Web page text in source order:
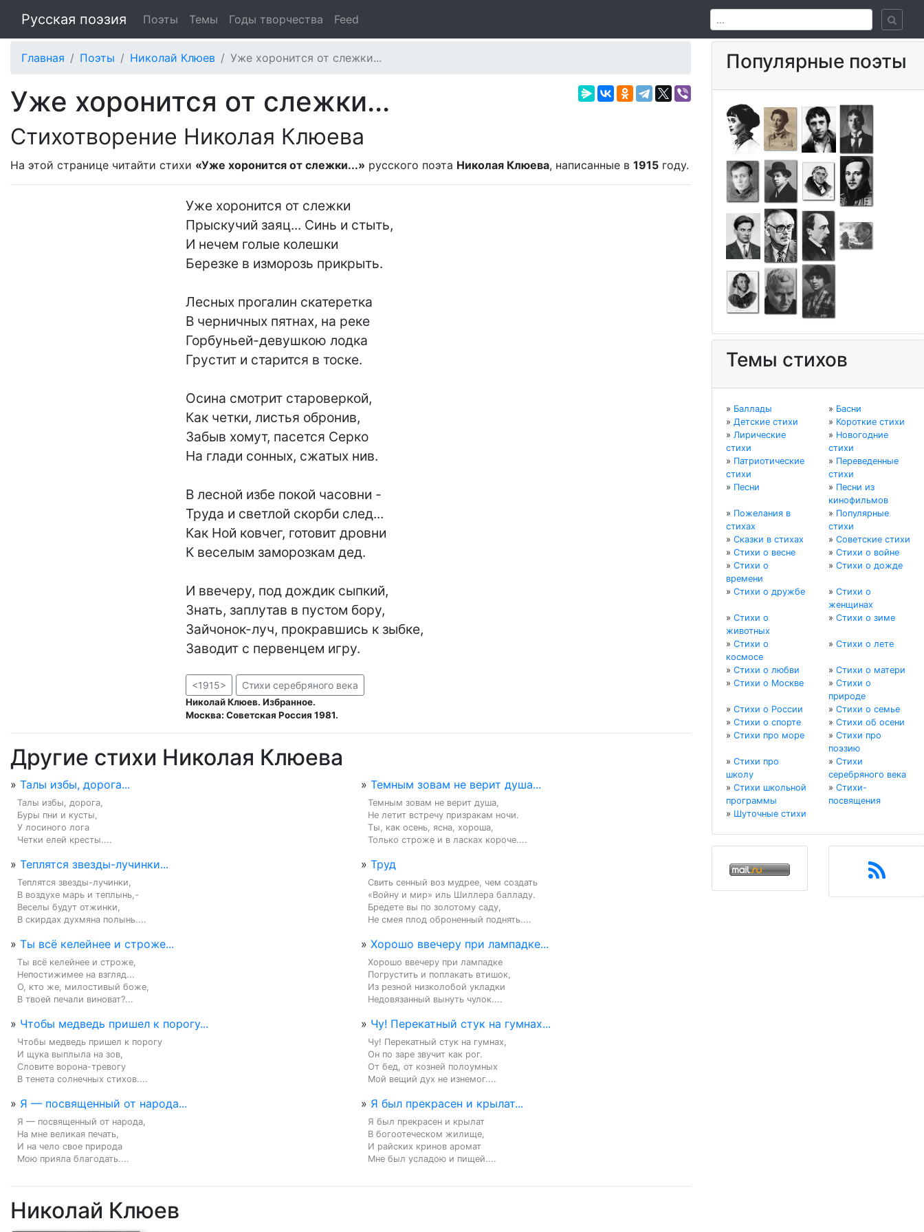
Русская поэзия Поэты Темы Годы творчества Feed
Главная Поэты Николай Клюев Уже хоронится от слежки...
Уже хоронится от слежки...
Стихотворение Николая Клюева
На этой странице читайти стихи «Уже хоронится от слежки...» русского поэта Николая Клюева, написанные в 1915 году.
Уже хоронится от слежки
Прыскучий заяц... Синь и стыть,
И нечем голые колешки
Березке в изморозь прикрыть.
Лесных прогалин скатеретка
В черничных пятнах, на реке
Горбуньей-девушкою лодка
Грустит и старится в тоске.
Осина смотрит староверкой,
Как четки, листья обронив,
Забыв хомут, пасется Серко
На глади сонных, сжатых нив.
В лесной избе покой часовни -
Труда и светлой скорби след...
Как Ной ковчег, готовит дровни
К веселым заморозкам дед.
И ввечеру, под дождик сыпкий,
Знать, заплутав в пустом бору,
Зайчонок-луч, прокравшись к зыбке,
Заводит с первенцем игру.
<1915> Стихи серебряного века
Николай Клюев. Избранное.
Москва: Советская Россия 1981.
Другие стихи Николая Клюева
» Талы избы, дорога...
Талы избы, дорога,
Буры пни и кусты,
У лосиного лога
Четки елей кресты....
» Темным зовам не верит душа...
Темным зовам не верит душа,
Не летит встречу призракам ночи.
Ты, как осень, ясна, хороша,
Только строже и в ласках короче....
» Теплятся звезды-лучинки...
Теплятся звезды-лучинки,
В воздухе марь и теплынь,-
Веселы будут отжинки,
В скирдах духмяна полынь....
» Труд
Свить сенный воз мудрее, чем создать
«Войну и мир» иль Шиллера балладу.
Бредете вы по золотому саду,
Не смея плод оброненный поднять....
» Ты всё келейнее и строже...
Ты всё келейнее и строже,
Непостижимее на взгляд...
О, кто же, милостивый боже,
В твоей печали виноват?...
» Хорошо ввечеру при лампадке...
Хорошо ввечеру при лампадке
Погрустить и поплакать втишок,
Из резной низколобой укладки
Недовязанный вынуть чулок....
» Чтобы медведь пришел к порогу...
Чтобы медведь пришел к порогу
И щука выплыла на зов,
Словите ворона-тревогу
В тенета солнечных стихов....
» Чу! Перекатный стук на гумнах...
Чу! Перекатный стук на гумнах,
Он по заре звучит как рог.
От бед, от козней полоумных
Мой вещий дух не изнемог....
» Я — посвященный от народа...
Я — посвященный от народа,
На мне великая печать,
И на чело свое природа
Мою прияла благодать....
» Я был прекрасен и крылат...
Я был прекрасен и крылат
В богоотеческом жилище,
И райских кринов аромат
Мне был усладою и пищей....
Николай Клюев
Популярные поэты
Темы стихов
» Баллады » Басни
» Детские стихи » Короткие стихи
» Лирические
стихи
» Новогодние
стихи
» Патриотические
стихи
» Переведенные
стихи
» Песни » Песни из
кинофильмов
» Пожелания в
стихах
» Популярные
стихи
» Сказки в стихах » Советские стихи
» Стихи о весне » Стихи о войне
» Стихи о
времени
» Стихи о дожде
» Стихи о дружбе » Стихи о
женщинах
» Стихи о
животных
» Стихи о зиме
» Стихи о
космосе
» Стихи о лете
» Стихи о любви » Стихи о матери
» Стихи о Москве » Стихи о
природе
» Стихи о России » Стихи о семье
» Стихи о спорте » Стихи об осени
» Стихи про море » Стихи про
поэзию
» Стихи про
школу
» Стихи
серебряного века
» Стихи школьной
программы
» Стихи-
посвящения
» Шуточные стихи